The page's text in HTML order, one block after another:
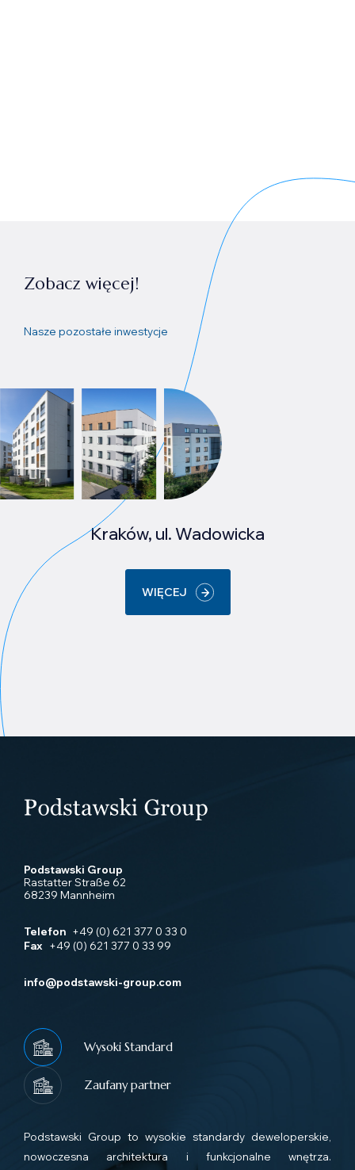
Zobacz więcej!
Nasze pozostałe inwestycje
Kraków, ul. Wadowicka
WIĘCEJ
Podstawski Group
Rastatter Straße 62
68239 Mannheim
Telefon +49 (0) 621 377 0 33 0
Fax
+49 (0) 621 377 0 33 99
info@podstawski-group.com
Wysoki Standard
Zaufany partner
Podstawski Group to wysokie standardy deweloperskie,
nowoczesna architektura i funkcjonalne wnętrza.